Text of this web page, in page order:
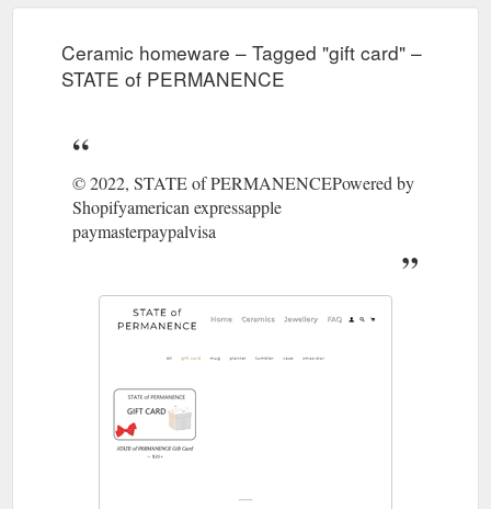
Ceramic homeware – Tagged "gift card" –
STATE of PERMANENCE
© 2022, STATE of PERMANENCEPowered by
Shopifyamerican expressapple
paymasterpaypalvisa